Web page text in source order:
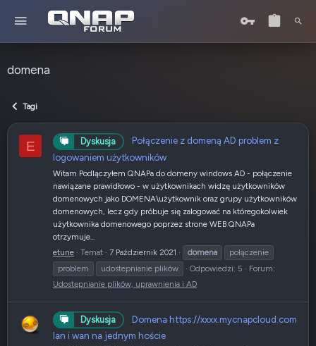
domena
Tagi
E Dyskusja
Połączenie z domeną AD problem z
logowaniem użytkowników
Witam Podlączyłem QNAPa do domeny windows AD - połączenie
nawiązane prawidłowo - w użytkownikach widzę użytkowników
domenowych jako DOMENA\użytkownik oraz grupy użytkowników
domenowych, lecz gdy próbuje się zalogować na któregokolwiek
użytkownika domenowego poprzez strone WEB QNAPa
otrzymuje...
etune
Temat 7 Październik 2021 domena
połączenie
problem
udostepnianie plików Odpowiedzi: 5
Forum:
Udostępnianie plików, uprawnienia i AD
Dyskusja
Domena https://xxxx.mycnapcloud.com
lan i wan na jednym hoście